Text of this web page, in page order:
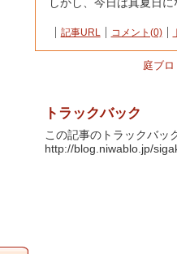
記事URL コメント(0)
庭ブ
トラックバック
この記事のトラックバッ
http://blog.niwablo.jp/